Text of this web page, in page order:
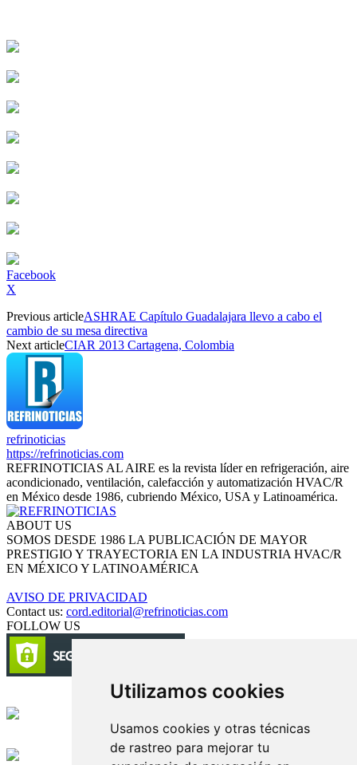
Utilizamos cookies
Usamos cookies y otras técnicas
de rastreo para mejorar tu
Facebook
X
Previous articleASHRAE Capítulo Guadalajara llevo a cabo el
cambio de su mesa directiva
Next articleCIAR 2013 Cartagena, Colombia
refrinoticias
https://refrinoticias.com
REFRINOTICIAS AL AIRE es la revista líder en refrigeración, aire
acondicionado, ventilación, calefacción y automatización HVAC/R
en México desde 1986, cubriendo México, USA y Latinoamérica.
ABOUT US
SOMOS DESDE 1986 LA PUBLICACIÓN DE MAYOR
PRESTIGIO Y TRAYECTORIA EN LA INDUSTRIA HVAC/R
EN MÉXICO Y LATINOAMÉRICA
AVISO DE PRIVACIDAD
Contact us: cord.editorial@refrinoticias.com
FOLLOW US
Circulación certificada